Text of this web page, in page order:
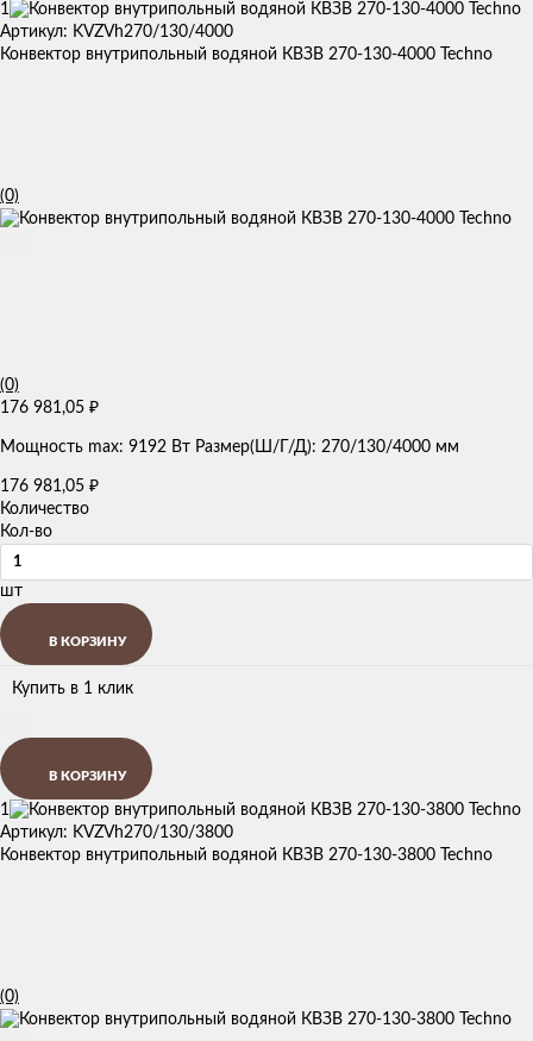
1
Артикул: KVZVh270/130/4000
Конвектор внутрипольный водяной КВЗВ 270-130-4000 Techno
(0)
(0)
176 981,05 ₽
Мощность max: 9192 Вт Размер(Ш/Г/Д): 270/130/4000 мм
176 981,05 ₽
Количество
Кол-во
шт
В КОРЗИНУ
Купить в 1 клик
В КОРЗИНУ
1
Артикул: KVZVh270/130/3800
Конвектор внутрипольный водяной КВЗВ 270-130-3800 Techno
(0)